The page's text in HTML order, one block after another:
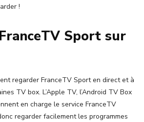
!
Sport sur
regarder FranceTV Sport en direct et à
TV box. L’Apple TV, l’Android TV Box
en charge le service FranceTV
regarder facilement les programmes